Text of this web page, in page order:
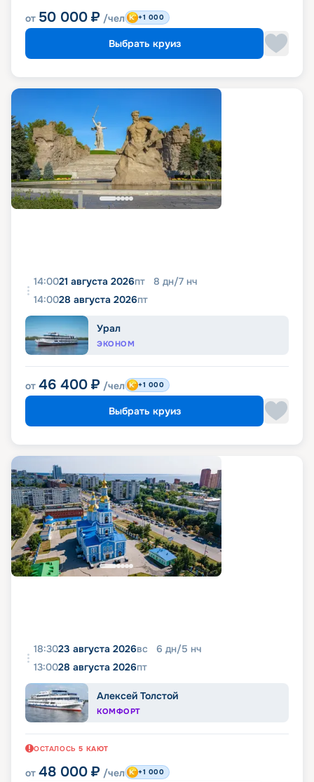
от 50 000 ₽ /чел +1 000
Выбрать круиз
14:0021 августа 2026пт 8 дн/7 нч
14:0028 августа 2026пт
Урал
ЭКОНОМ
от 46 400 ₽ /чел +1 000
Выбрать круиз
18:3023 августа 2026вс 6 дн/5 нч
13:0028 августа 2026пт
Алексей Толстой
КОМФОРТ
ОСТАЛОСЬ 5 КАЮТ
от 48 000 ₽ /чел +1 000